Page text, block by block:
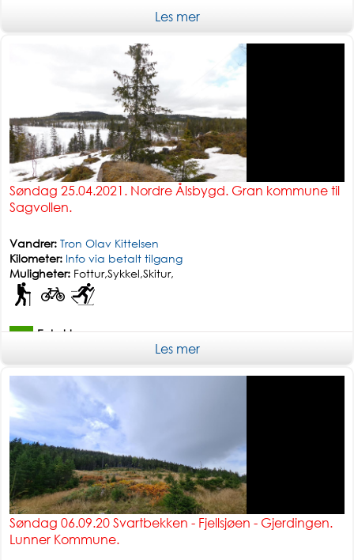
Les mer
Søndag 25.04.2021. Nordre Ålsbygd. Gran kommune til
Sagvollen.
Vandrer: Tron Olav Kittelsen
Kilometer: Info via betalt tilgang
Muligheter: Fottur,Sykkel,Skitur,
Enkel tur
Les mer
Søndag 06.09.20 Svartbekken - Fjellsjøen - Gjerdingen.
Lunner Kommune.